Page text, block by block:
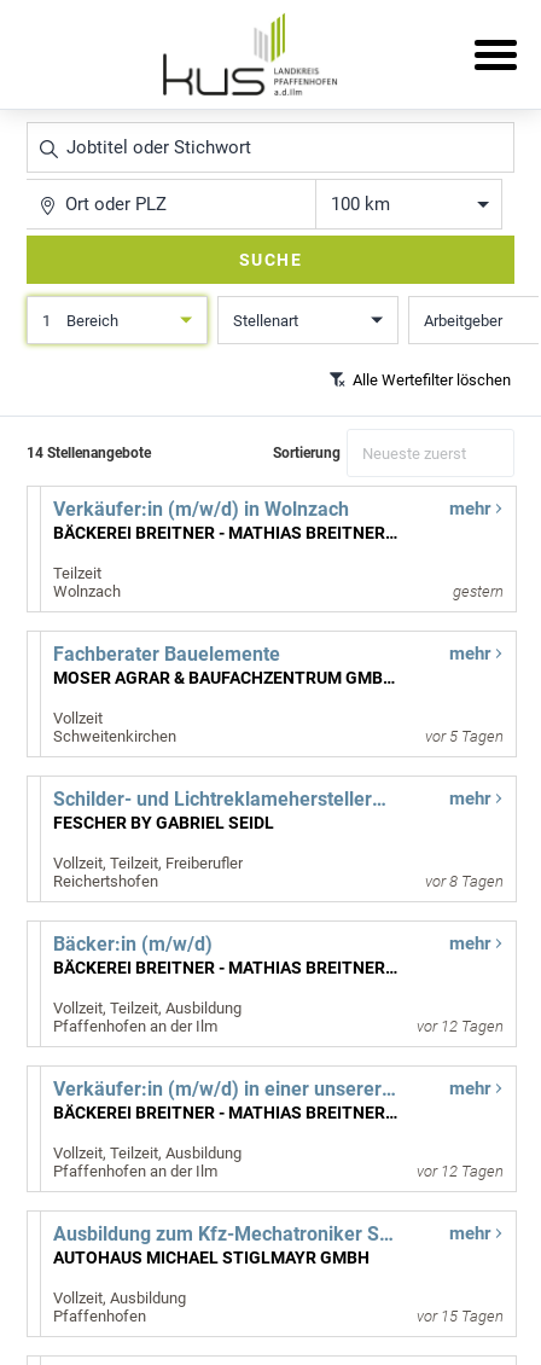
oder
Stichwort
Entfernung
SUCHE
1 Bereich Stellenart Arbeitgeber
Alle Wertefilter löschen
14 Stellenangebote Sortierung
Verkäufer:in (m/w/d) in Wolnzach
BÄCKEREI BREITNER - MATHIAS BREITNER GMBH
Teilzeit
Wolnzach
mehr
gestern
Fachberater Bauelemente
MOSER AGRAR & BAUFACHZENTRUM GMBH & CO. KG
Vollzeit
Schweitenkirchen
mehr
vor 5 Tagen
Schilder- und LichtreklameherstellerMEISTER (m/w/d)
FESCHER BY GABRIEL SEIDL
Vollzeit, Teilzeit, Freiberufler
Reichertshofen
mehr
vor 8 Tagen
Bäcker:in (m/w/d)
BÄCKEREI BREITNER - MATHIAS BREITNER GMBH
Vollzeit, Teilzeit, Ausbildung
Pfaffenhofen an der Ilm
mehr
vor 12 Tagen
Verkäufer:in (m/w/d) in einer unserer Filialen
BÄCKEREI BREITNER - MATHIAS BREITNER GMBH
Vollzeit, Teilzeit, Ausbildung
Pfaffenhofen an der Ilm
mehr
vor 12 Tagen
Ausbildung zum Kfz-Mechatroniker Schwerpunkt System- und Hochvolttechnik (m/w/d) Start 01.09.2027
AUTOHAUS MICHAEL STIGLMAYR GMBH
Vollzeit, Ausbildung
Pfaffenhofen
mehr
vor 15 Tagen